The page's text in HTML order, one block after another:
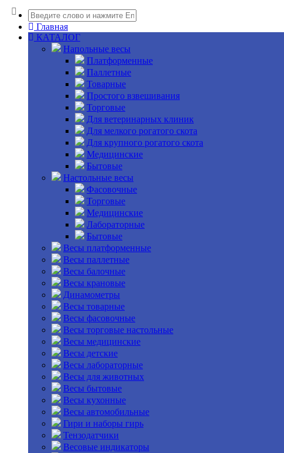
Главная
КАТАЛОГ
Напольные весы
Платформенные
Паллетные
Товарные
Простого взвешивания
Торговые
Для ветеринарных клиник
Для мелкого рогатого скота
Для крупного рогатого скота
Медицинские
Бытовые
Настольные весы
Фасовочные
Торговые
Медицинские
Лабораторные
Бытовые
Весы платформенные
Весы паллетные
Весы балочные
Весы крановые
Динамометры
Весы товарные
Весы фасовочные
Весы торговые настольные
Весы медицинские
Весы детские
Весы лабораторные
Весы для животных
Весы бытовые
Весы кухонные
Весы автомобильные
Гири и наборы гирь
Тензодатчики
Весовые индикаторы